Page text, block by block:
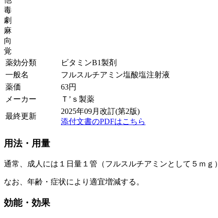
毒
劇
麻
向
覚
薬効分類
ビタミンB1製剤
一般名
フルスルチアミン塩酸塩注射液
薬価
63円
メーカー
Ｔ’ｓ製薬
最終更新
2025年09月改訂(第2版)
添付文書のPDFはこちら
用法・用量
通常、成人には１日量１管（フルスルチアミンとして５ｍｇ
なお、年齢・症状により適宜増減する。
効能・効果